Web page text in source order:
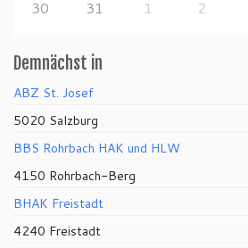
30 31 1 2
Demnächst in
ABZ St. Josef
5020 Salzburg
BBS Rohrbach HAK und HLW
4150 Rohrbach-Berg
BHAK Freistadt
4240 Freistadt